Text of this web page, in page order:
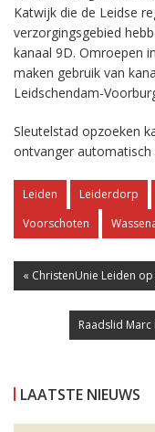
Katwijk die de Leidse
verzorgingsgebied
kanaal 9D. Omroepen
maken gebruik van
Leidschendam-
Sleutelstad opzoeken
ontvanger automatisch
Leiden Leiderdorp
Voorschoten
« ChristenUnie Leiden
Raadslid
LAATSTE NIEUWS